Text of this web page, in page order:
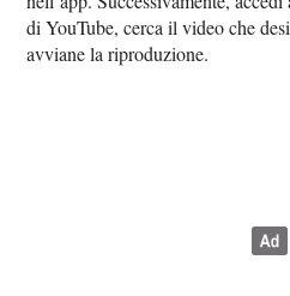
di YouTube, cerca il video che
avviane la riproduzione.